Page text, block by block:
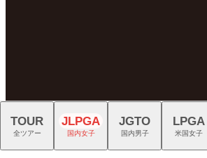
TOUR
全ツアー
JLPGA
国内女子
JGTO
国内男子
LPGA
米国女子